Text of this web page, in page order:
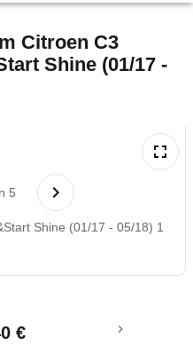
Citroen C3
Shine (01/17 -
5
Shine (01/17 - 05/18) 1
€